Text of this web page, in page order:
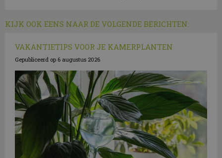
KIJK OOK EENS NAAR DE VOLGENDE BERICHTEN:
VAKANTIETIPS VOOR JE KAMERPLANTEN
Gepubliceerd op 6 augustus 2026